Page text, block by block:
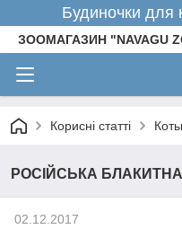
Будиночки для
ЗООМАГАЗИН "NAVAGU
Корисні статті Коты
РОСІЙСЬКА
02.12.2017